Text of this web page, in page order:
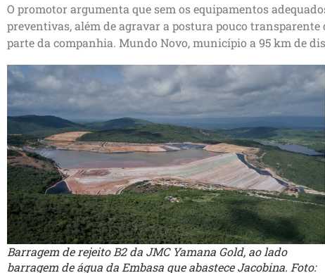
O promotor argumenta que sem os equipamentos
preventivas, além de agravar a postura pouco
parte da companhia. Mundo Novo, município a 95 km de
Barragem de rejeito B2 da JMC Yamana Gold, ao lado
barragem de água da Embasa que abastece Jacobina. Foto: